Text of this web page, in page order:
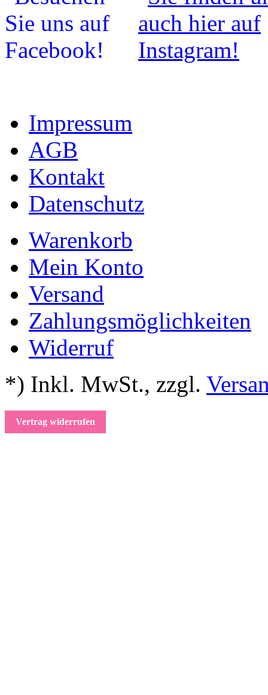
Impressum
AGB
Kontakt
Datenschutz
Warenkorb
Mein Konto
Versand
Zahlungsmöglichkeiten
Widerruf
*) Inkl. MwSt., zzgl.
Vertrag widerrufen